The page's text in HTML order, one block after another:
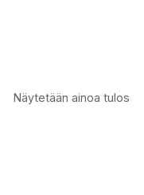
Näytetään ainoa tulos